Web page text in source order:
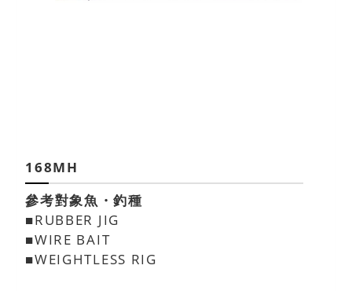
168MH
參考對象魚・釣種
■RUBBER JIG
■WIRE BAIT
■WEIGHTLESS RIG